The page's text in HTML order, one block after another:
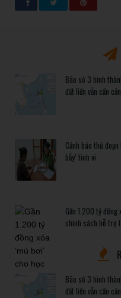
Bão số 3 hình
đất liền vẫn cần
Cảnh báo thủ
bẫy’ tinh vi
Gần 1.200 tỷ đồng
chính sách hỗ trợ
Bão số 3 hình
đất liền vẫn cần